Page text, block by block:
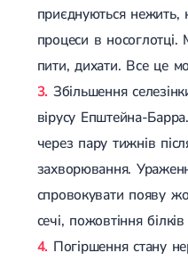
приєднуються нежить,
процеси в носоглотці.
пити, дихати. Все це
Збільшення
вірусу Епштейна-
через пару тижнів
захворювання.
спровокувати появу
сечі, пожовтіння
Погіршення стану